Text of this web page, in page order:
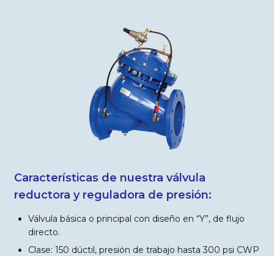
Características de nuestra válvula
reductora y reguladora de presión:
Válvula básica o principal con diseño en “Y”, de flujo
directo.
Clase: 150 dúctil, presión de trabajo hasta 300 psi CWP